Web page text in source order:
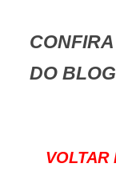
DO
VOLTAR